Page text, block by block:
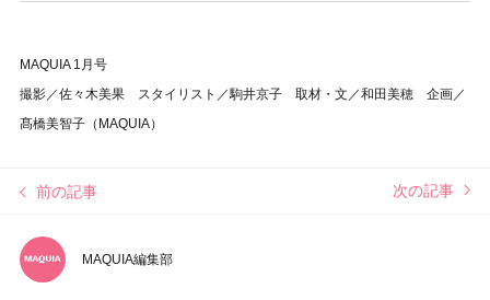
MAQUIA 1月号
撮影／佐々木美果 スタイリスト／駒井京子 取材・文／和田美穂 企画／
髙橋美智子（MAQUIA）
前の記事 次の記事
MAQUIA編集部